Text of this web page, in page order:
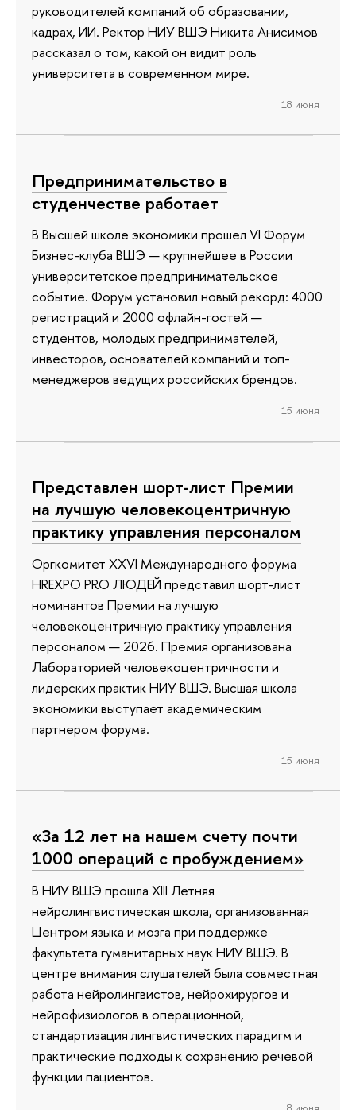
руководителей компаний об образовании,
кадрах, ИИ. Ректор НИУ ВШЭ Никита Анисимов
рассказал о том, какой он видит роль
университета в современном мире.
18 июня
Предпринимательство в
студенчестве работает
В Высшей школе экономики прошел VI Форум
Бизнес-клуба ВШЭ — крупнейшее в России
университетское предпринимательское
событие. Форум установил новый рекорд: 4000
регистраций и 2000 офлайн-гостей —
студентов, молодых предпринимателей,
инвесторов, основателей компаний и топ-
менеджеров ведущих российских брендов.
15 июня
Представлен шорт-лист Премии
на лучшую человекоцентричную
практику управления персоналом
Оргкомитет XXVI Международного форума
HREXPO PRO ЛЮДЕЙ представил шорт-лист
номинантов Премии на лучшую
человекоцентричную практику управления
персоналом — 2026. Премия организована
Лабораторией человекоцентричности и
лидерских практик НИУ ВШЭ. Высшая школа
экономики выступает академическим
партнером форума.
15 июня
«За 12 лет на нашем счету почти
1000 операций с пробуждением»
В НИУ ВШЭ прошла XIII Летняя
нейролингвистическая школа, организованная
Центром языка и мозга при поддержке
факультета гуманитарных наук НИУ ВШЭ. В
центре внимания слушателей была совместная
работа нейролингвистов, нейрохирургов и
нейрофизиологов в операционной,
стандартизация лингвистических парадигм и
практические подходы к сохранению речевой
функции пациентов.